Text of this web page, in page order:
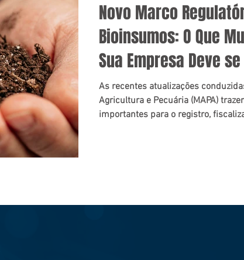
Novo Marco
Bioinsumos: O Que
Sua Empresa Deve
As recentes atualizações
Agricultura e Pecuária (MAPA)
importantes para o registro,